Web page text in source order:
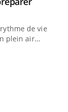
de vie !
plein air…